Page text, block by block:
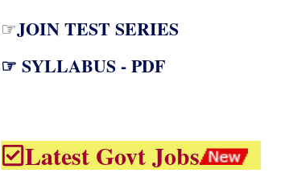
☞JOIN TEST SERIES
☞ SYLLABUS - PDF
Latest Govt Jobs